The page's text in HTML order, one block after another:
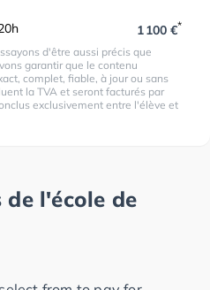
1 100 €*
d'être aussi précis que
garantir que le contenu
complet, fiable, à jour ou sans
la TVA et seront facturés par
exclusivement entre l'élève et
l'école de